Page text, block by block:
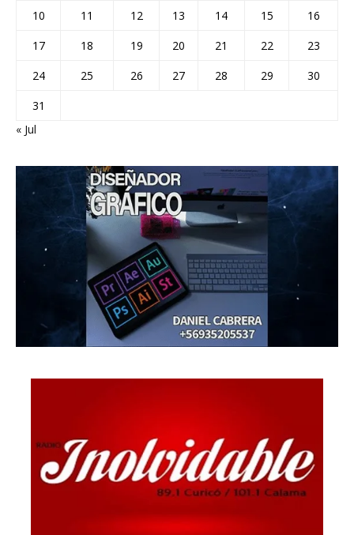
10
11 12 13 14 15
16
17
18 19 20 21 22
23
24
25 26 27 28 29
30
31
« Jul